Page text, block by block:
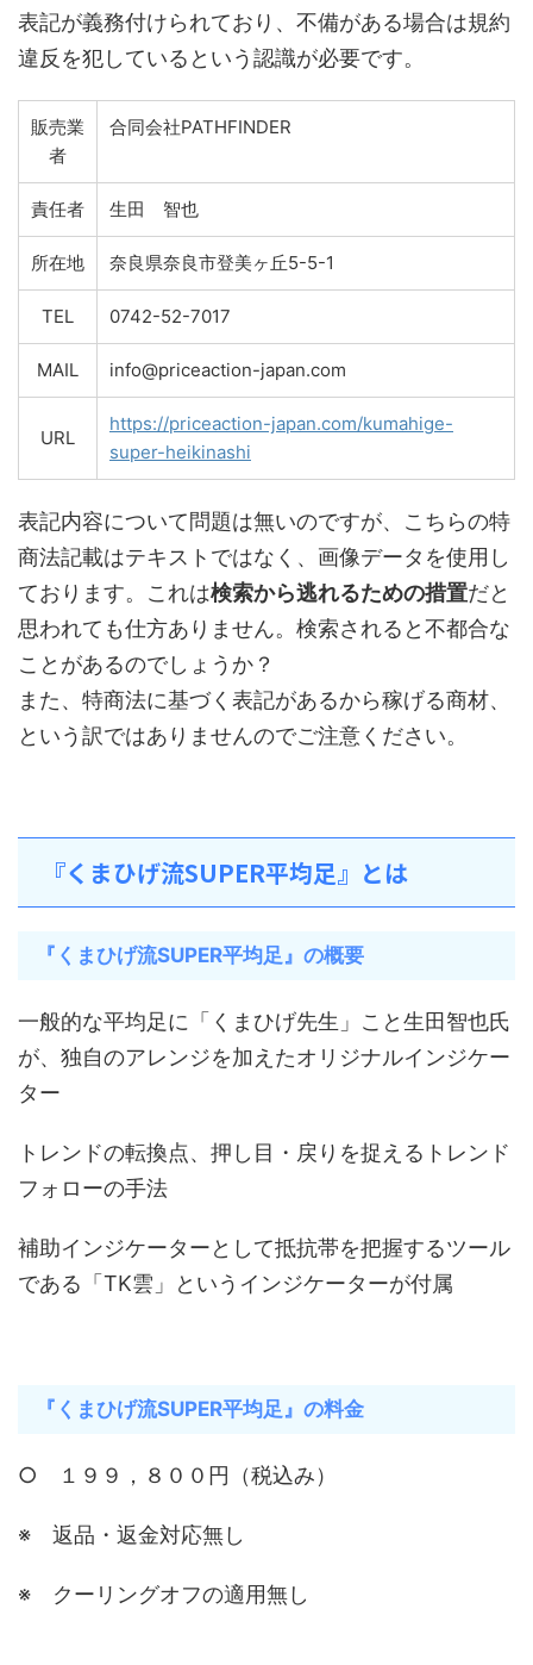
表記が義務付けられており、不備がある場合は規約
違反を犯しているという認識が必要です。
販売業
者
合同会社PATHFINDER
責任者 生田 智也
所在地 奈良県奈良市登美ヶ丘5-5-1
TEL 0742-52-7017
MAIL info@priceaction-japan.com
URL
https://priceaction-japan.com/kumahige-
super-heikinashi
表記内容について問題は無いのですが、こちらの特
商法記載はテキストではなく、画像データを使用し
ております。これは検索から逃れるための措置だと
思われても仕方ありません。検索されると不都合な
ことがあるのでしょうか？
また、特商法に基づく表記があるから稼げる商材、
という訳ではありませんのでご注意ください。
『くまひげ流SUPER平均足』とは
『くまひげ流SUPER平均足』の概要
一般的な平均足に「くまひげ先生」こと生田智也氏
が、独自のアレンジを加えたオリジナルインジケー
ター
トレンドの転換点、押し目・戻りを捉えるトレンド
フォローの手法
補助インジケーターとして抵抗帯を把握するツール
である「TK雲」というインジケーターが付属
『くまひげ流SUPER平均足』の料金
○ １９９，８００円（税込み）
※ 返品・返金対応無し
※ クーリングオフの適用無し